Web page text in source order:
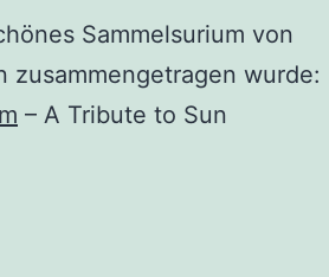
Sammelsurium von
wurde:
– A Tribute to Sun